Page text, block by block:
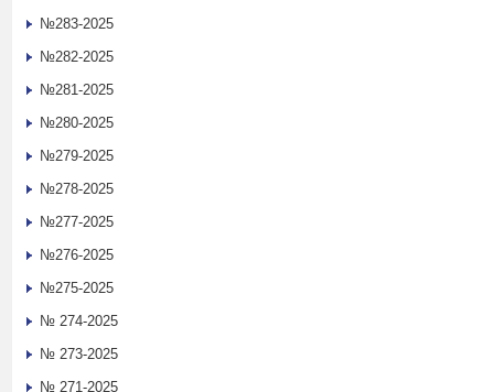
№283-2025
№282-2025
№281-2025
№280-2025
№279-2025
№278-2025
№277-2025
№276-2025
№275-2025
№ 274-2025
№ 273-2025
№ 271-2025